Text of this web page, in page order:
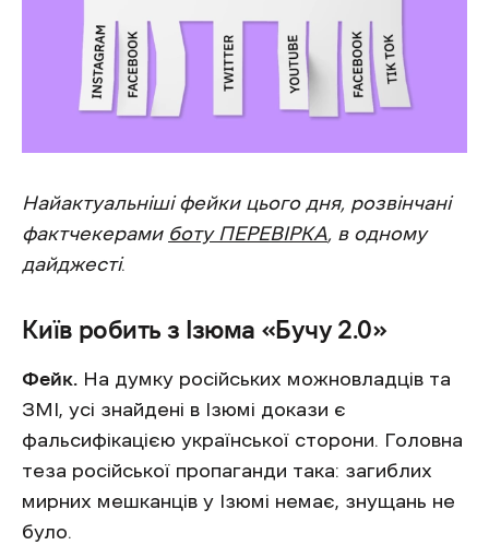
Найактуальніші фейки цього дня, розвінчані
фактчекерами боту ПЕРЕВІРКА, в одному
дайджесті.
Київ робить з Ізюма «Бучу 2.0»
Фейк. На думку російських можновладців та
ЗМІ, усі знайдені в Ізюмі докази є
фальсифікацією української сторони. Головна
теза російської пропаганди така: загиблих
мирних мешканців у Ізюмі немає, знущань не
було.